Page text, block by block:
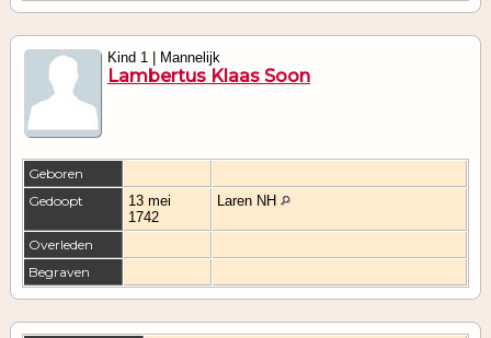
Kind 1 | Mannelijk
Lambertus Klaas Soon
Geboren
Gedoopt
13 mei
1742
Laren NH
Overleden
Begraven